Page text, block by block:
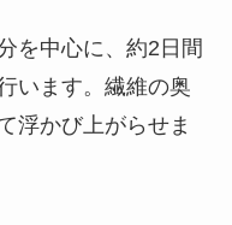
を中心に、約2日間
います。繊維の奥
浮かび上がらせま